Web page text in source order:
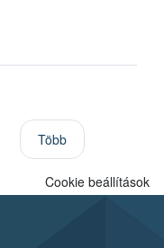
Több
Cookie beállítások